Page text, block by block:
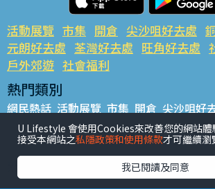
活動展覽 市集 開倉 尖沙咀好去處
元朗好去處 荃灣好去處 旺角好去處
戶外郊遊 社會福利
熱門類別
網民熱話 活動展覽 市集 開倉 尖沙咀好
銅鑼灣好去處 元朗好去處 荃灣好去處
餐廳情報 戶外郊遊
熱門標籤
#UGO搵好去處 #人氣活動推介 #美食社
U Lifestyle 會使用Cookies來改善您的網站體
接受本網站之私隱政策和使用條款才可繼續瀏
我已閱讀及同意